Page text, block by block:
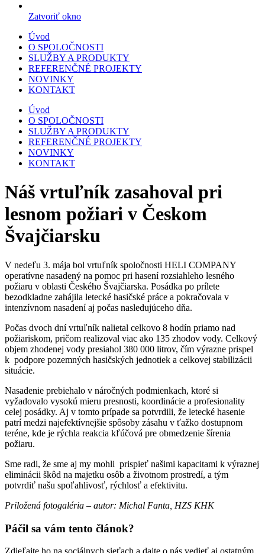
Zatvoriť okno
Úvod
O SPOLOČNOSTI
SLUŽBY A PRODUKTY
REFERENČNÉ PROJEKTY
NOVINKY
KONTAKT
Úvod
O SPOLOČNOSTI
SLUŽBY A PRODUKTY
REFERENČNÉ PROJEKTY
NOVINKY
KONTAKT
Náš vrtuľník zasahoval pri
lesnom požiari v Českom
Švajčiarsku
V nedeľu 3. mája bol vrtuľník spoločnosti HELI COMPANY
operatívne nasadený na pomoc pri hasení rozsiahleho lesného
požiaru v oblasti Českého Švajčiarska. Posádka po prílete
bezodkladne zahájila letecké hasičské práce a pokračovala v
intenzívnom nasadení aj počas nasledujúceho dňa.
Počas dvoch dní vrtuľník nalietal celkovo 8 hodín priamo nad
požiariskom, pričom realizoval viac ako 135 zhodov vody. Celkový
objem zhodenej vody presiahol 380 000 litrov, čím výrazne prispel
k podpore pozemných hasičských jednotiek a celkovej stabilizácii
situácie.
Nasadenie prebiehalo v náročných podmienkach, ktoré si
vyžadovalo vysokú mieru presnosti, koordinácie a profesionality
celej posádky. Aj v tomto prípade sa potvrdili, že letecké hasenie
patrí medzi najefektívnejšie spôsoby zásahu v ťažko dostupnom
teréne, kde je rýchla reakcia kľúčová pre obmedzenie šírenia
požiaru.
Sme radi, že sme aj my mohli prispieť našimi kapacitami k výraznej
eliminácii škôd na majetku osôb a životnom prostredí, a tým
potvrdiť našu spoľahlivosť, rýchlosť a efektivitu.
Priložená fotogaléria – autor: Michal Fanta, HZS KHK
Páčil sa vám tento článok?